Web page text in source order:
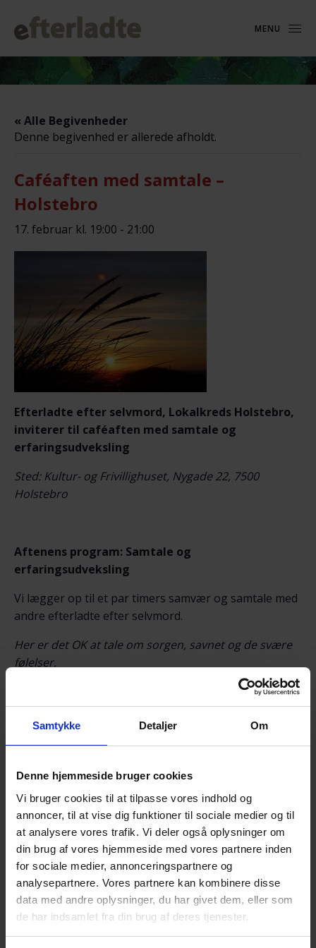
Samtykke Detaljer Om
Denne hjemmeside bruger cookies
Vi bruger cookies til at tilpasse vores indhold og
annoncer, til at vise dig funktioner til sociale medier og til
at analysere vores trafik. Vi deler også oplysninger om
din brug af vores hjemmeside med vores partnere inden
for sociale medier, annonceringspartnere og
analysepartnere. Vores partnere kan kombinere disse
data med andre oplysninger, du har givet dem, eller som
de har indsamlet fra din brug af deres tjenester.
MENU
« Alle Begivenheder
Denne begivenhed er allerede afholdt.
Caféaften med samtale –
Holstebro
17. februar kl. 19:00 - 21:00
Efterladte efter selvmord, Lokalkreds Holstebro,
inviterer til caféaften med samtale og
erfaringsudveksling
Sted: Kultur- og Frivillighuset, Nygade 22, 7500
Holstebro
Aftenens program: Samtale og
erfaringsudveksling
Vi lægger op til et par timers samvær og samtale med
andre efterladte efter selvmord.
Her er det OK at tale om sorgen, savnet og de svære
følelser.
Det der tales om, er i fortrolighed mellem deltagerne.
Der serveres kaffe/te og kage.
https://efterladte.nemtilmeld.dk/565/
Alle er velkomne!
Til vore arrangementer møder du andre
efterladte efter selvmord.
Du får mulighed for at tale og dele erfaringer
med andre i en lignende situation som dig. – I
fortrolighed mellem deltagerne, naturligvis.
Du får mulighed for et varmt, uformelt samvær i